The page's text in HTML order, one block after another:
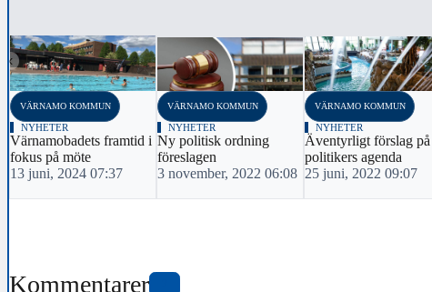
‹
VÄRNAMO KOMMUN
NYHETER
Värnamobadets framtid i
fokus på möte
13 juni, 2024 07:37
VÄRNAMO KOMMUN
NYHETER
Ny politisk ordning
föreslagen
3 november, 2022 06:08
VÄRNAMO KOMMUN
NYHETER
Äventyrligt förslag på
politikers agenda
25 juni, 2022 09:07
Kommentarer